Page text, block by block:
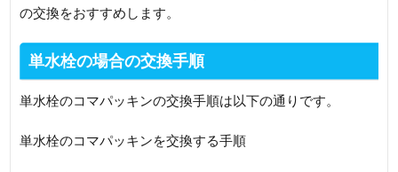
の交換をおすすめします。
単水栓の場合の交換手順
単水栓のコマパッキンの交換手順は以下の通りです。
単水栓のコマパッキンを交換する手順